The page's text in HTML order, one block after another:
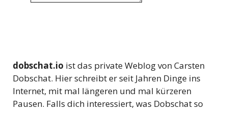
dobschat.io ist das private Weblog von Carsten
Dobschat. Hier schreibt er seit Jahren Dinge ins
Internet, mit mal längeren und mal kürzeren
Pausen. Falls dich interessiert, was Dobschat so